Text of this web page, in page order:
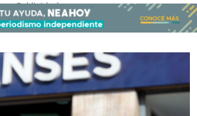
- Publicidad -
de la jubilación anticipada: ¿a